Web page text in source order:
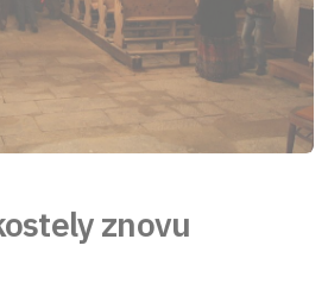
znovu